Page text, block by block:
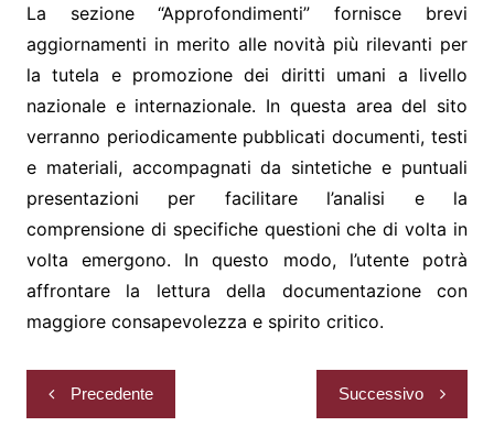
La sezione “Approfondimenti” fornisce brevi
aggiornamenti in merito alle novità più rilevanti per
la tutela e promozione dei diritti umani a livello
nazionale e internazionale. In questa area del sito
verranno periodicamente pubblicati documenti, testi
e materiali, accompagnati da sintetiche e puntuali
presentazioni per facilitare l’analisi e la
comprensione di specifiche questioni che di volta in
volta emergono. In questo modo, l’utente potrà
affrontare la lettura della documentazione con
maggiore consapevolezza e spirito critico.
Navigazione
articoli
Precedente Successivo